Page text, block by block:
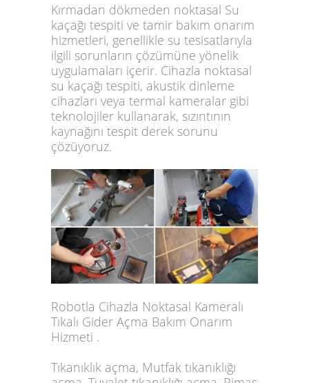
Kırmadan dökmeden noktasal Su
kaçağı tespiti ve tamir bakım onarım
hizmetleri, genellikle su tesisatlarıyla
ilgili sorunların çözümüne yönelik
uygulamaları içerir. Cihazla noktasal
su kaçağı tespiti, akustik dinleme
cihazları veya termal kameralar gibi
teknolojiler kullanarak, sızıntının
kaynağını tespit derek sorunu
çözüyoruz.
Robotla Cihazla Noktasal Kameralı
Tıkalı Gider Açma Bakım Onarım
Hizmeti .
Tıkanıklık açma, Mutfak tıkanıklığı